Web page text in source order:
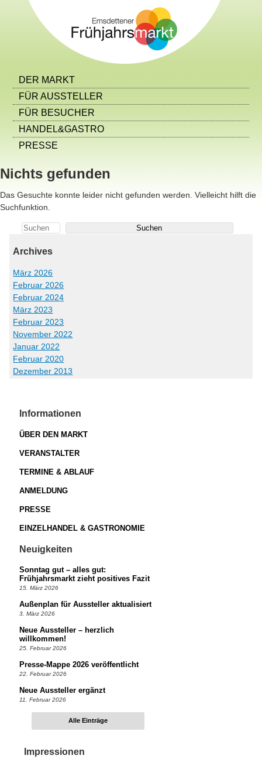
DER MARKT
FÜR AUSSTELLER
FÜR BESUCHER
HANDEL&GASTRO
PRESSE
Nichts gefunden
Das Gesuchte konnte leider nicht gefunden werden. Vielleicht hilft die
Suchfunktion.
Suchen
Archives
März 2026
Februar 2026
Februar 2024
März 2023
Februar 2023
November 2022
Januar 2022
Februar 2020
Dezember 2013
Informationen
ÜBER DEN MARKT
VERANSTALTER
TERMINE & ABLAUF
ANMELDUNG
PRESSE
EINZELHANDEL & GASTRONOMIE
Neuigkeiten
Sonntag gut – alles gut:
Frühjahrsmarkt zieht positives Fazit
15. März 2026
Außenplan für Aussteller aktualisiert
3. März 2026
Neue Aussteller – herzlich
willkommen!
25. Februar 2026
Presse-Mappe 2026 veröffentlicht
22. Februar 2026
Neue Aussteller ergänzt
11. Februar 2026
Alle Einträge
Impressionen